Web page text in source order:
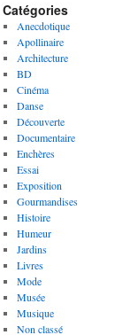
c
h
i
v
e
s
Catégories
Anecdotique
Apollinaire
Architecture
BD
Cinéma
Danse
Découverte
Documentaire
Enchères
Essai
Exposition
Gourmandises
Histoire
Humeur
Jardins
Livres
Mode
Musée
Musique
Non classé